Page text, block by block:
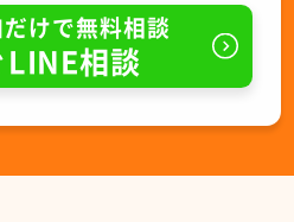
けで無料相談
相談